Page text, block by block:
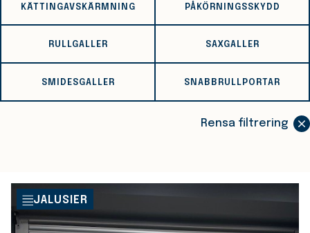
KÄTTINGAVSKÄRMNING PÅKÖRNINGSSKYDD
RULLGALLER SAXGALLER
SMIDESGALLER SNABBRULLPORTAR
Rensa filtrering
JALUSIER